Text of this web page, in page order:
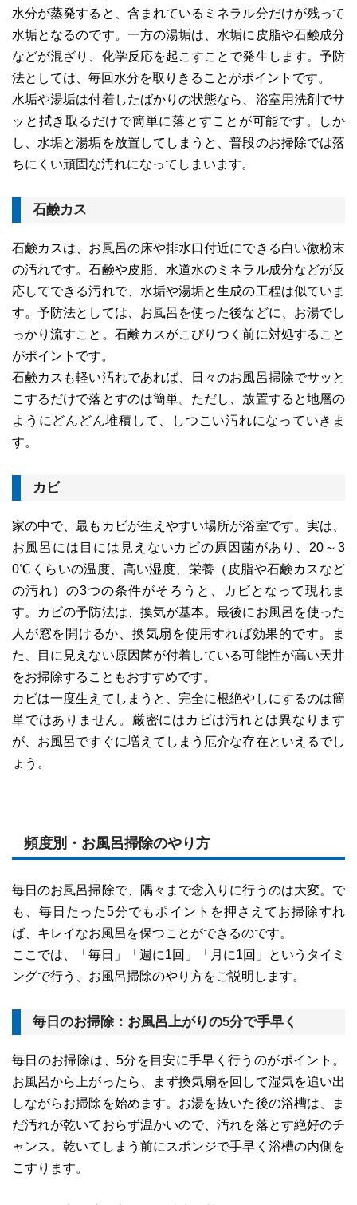
水分が蒸発すると、含まれているミネラル分だけが残って
水垢となるのです。一方の湯垢は、水垢に皮脂や石鹸成分
などが混ざり、化学反応を起こすことで発生します。予防
法としては、毎回水分を取りきることがポイントです。
水垢や湯垢は付着したばかりの状態なら、浴室用洗剤でサ
ッと拭き取るだけで簡単に落とすことが可能です。しか
し、水垢と湯垢を放置してしまうと、普段のお掃除では落
ちにくい頑固な汚れになってしまいます。
石鹸カス
石鹸カスは、お風呂の床や排水口付近にできる白い微粉末
の汚れです。石鹸や皮脂、水道水のミネラル成分などが反
応してできる汚れで、水垢や湯垢と生成の工程は似ていま
す。予防法としては、お風呂を使った後などに、お湯でし
っかり流すこと。石鹸カスがこびりつく前に対処すること
がポイントです。
石鹸カスも軽い汚れであれば、日々のお風呂掃除でサッと
こするだけで落とすのは簡単。ただし、放置すると地層の
ようにどんどん堆積して、しつこい汚れになっていきま
す。
カビ
家の中で、最もカビが生えやすい場所が浴室です。実は、
お風呂には目には見えないカビの原因菌があり、20～3
0℃くらいの温度、高い湿度、栄養（皮脂や石鹸カスなど
の汚れ）の3つの条件がそろうと、カビとなって現れま
す。カビの予防法は、換気が基本。最後にお風呂を使った
人が窓を開けるか、換気扇を使用すれば効果的です。ま
た、目に見えない原因菌が付着している可能性が高い天井
をお掃除することもおすすめです。
カビは一度生えてしまうと、完全に根絶やしにするのは簡
単ではありません。厳密にはカビは汚れとは異なります
が、お風呂ですぐに増えてしまう厄介な存在といえるでし
ょう。
頻度別・お風呂掃除のやり方
毎日のお風呂掃除で、隅々まで念入りに行うのは大変。で
も、毎日たった5分でもポイントを押さえてお掃除すれ
ば、キレイなお風呂を保つことができるのです。
ここでは、「毎日」「週に1回」「月に1回」というタイミ
ングで行う、お風呂掃除のやり方をご説明します。
毎日のお掃除：お風呂上がりの5分で手早く
毎日のお掃除は、5分を目安に手早く行うのがポイント。
お風呂から上がったら、まず換気扇を回して湿気を追い出
しながらお掃除を始めます。お湯を抜いた後の浴槽は、ま
だ汚れが乾いておらず温かいので、汚れを落とす絶好のチ
ャンス。乾いてしまう前にスポンジで手早く浴槽の内側を
こすります。